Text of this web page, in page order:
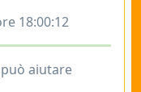
18:00:12
aiutare